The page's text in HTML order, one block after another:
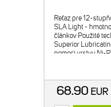
Reťaz pre 12-
SLA Light -
článkov Použité
Superior
pomoci vrstvy Ni-
68.90